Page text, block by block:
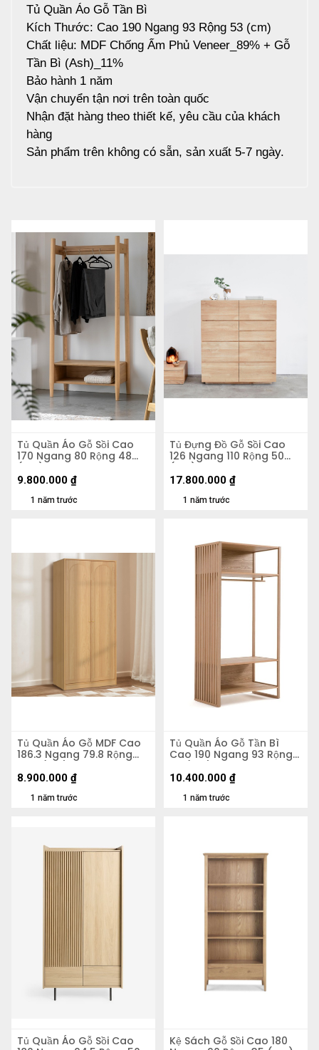
Tủ Quần Áo Gỗ Tần Bì
Kích Thước: Cao 190 Ngang 93 Rộng 53 (cm)
Chất liệu: MDF Chống Ẩm Phủ Veneer_89% + Gỗ
Tần Bì (Ash)_11%
Bảo hành 1 năm
Vận chuyển tận nơi trên toàn quốc
Nhận đặt hàng theo thiết kế, yêu cầu của khách
hàng
Sản phẩm trên không có sẵn, sản xuất 5-7 ngày.
Tủ Quần Áo Gỗ Sồi Cao
170 Ngang 80 Rộng 48
(cm)
1 năm trước
9.800.000 ₫
Tủ Đựng Đồ Gỗ Sồi Cao
126 Ngang 110 Rộng 50
(cm)
1 năm trước
17.800.000 ₫
Tủ Quần Áo Gỗ MDF Cao
186.3 Ngang 79.8 Rộng
55.5 (cm)
1 năm trước
8.900.000 ₫
Tủ Quần Áo Gỗ Tần Bì
Cao 190 Ngang 93 Rộng
53 (cm)
1 năm trước
10.400.000 ₫
Tủ Quần Áo Gỗ Sồi Cao
Kệ Sách Gỗ Sồi Cao 180